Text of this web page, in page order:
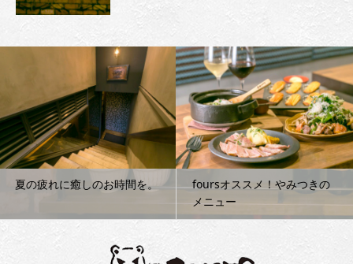
夏の疲れに癒しのお時間を。
foursオススメ！やみつきの
メニュー